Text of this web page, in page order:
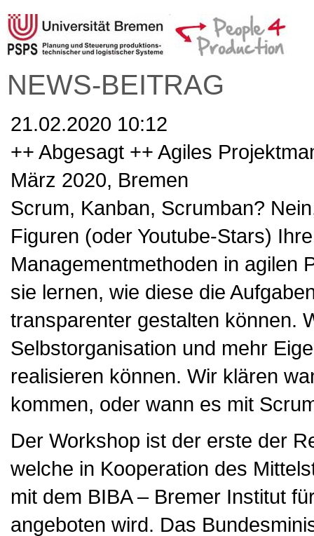
NEWS-BEITRAG
21.02.2020 10:12
++ Abgesagt ++ Agiles
März 2020, Bremen
Scrum, Kanban, Scrumban?
Figuren (oder Youtube-Stars)
Managementmethoden in agilen
sie lernen, wie diese die
transparenter gestalten können.
Selbstorganisation und mehr
realisieren können. Wir klären
kommen, oder wann es mit
Der Workshop ist der erste der
welche in Kooperation des
mit dem BIBA – Bremer Institut
angeboten wird. Das